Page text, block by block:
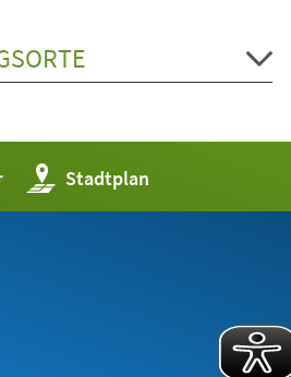
Stadtplan
(Öffnet
in
einem